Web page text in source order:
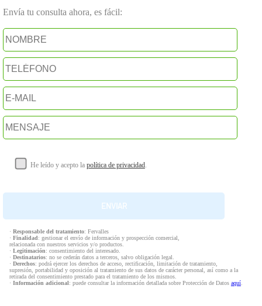
Envía tu consulta ahora, es fácil:
He leído y acepto la política de privacidad.
· Responsable del tratamiento: Fervalles
· Finalidad: gestionar el envío de información y prospección comercial,
relacionada con nuestros servicios y/o productos.
· Legitimación: consentimiento del interesado.
· Destinatarios: no se cederán datos a terceros, salvo obligación legal.
· Derechos: podrá ejercer los derechos de acceso, rectificación, limitación de tratamiento,
supresión, portabilidad y oposición al tratamiento de sus datos de carácter personal, así como a la
retirada del consentimiento prestado para el tratamiento de los mismos.
· Información adicional: puede consultar la información detallada sobre Protección de Datos aquí.